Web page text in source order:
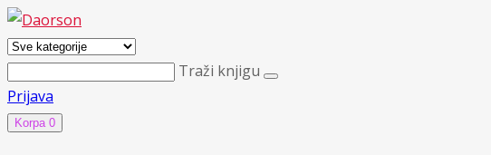
Traži knjigu
Prijava
Korpa 0